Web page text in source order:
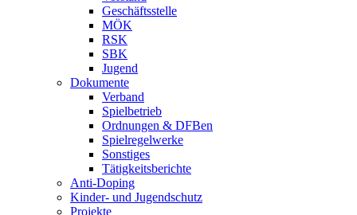
Geschäftsstelle
MÖK
RSK
SBK
Jugend
Dokumente
Verband
Spielbetrieb
Ordnungen & DFBen
Spielregelwerke
Sonstiges
Tätigkeitsberichte
Anti-Doping
Kinder- und Jugendschutz
Projekte